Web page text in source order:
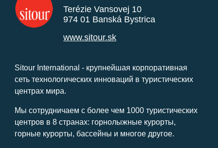
Terézie Vansovej 10
974 01 Banská Bystrica
www.sitour.sk
Sitour International - крупнейшая корпоративная
сеть технологических инноваций в туристических
центрах мира.
Мы сотрудничаем с более чем 1000 туристических
центров в 8 странах: горнолыжные курорты,
горные курорты, бассейны и многое другое.